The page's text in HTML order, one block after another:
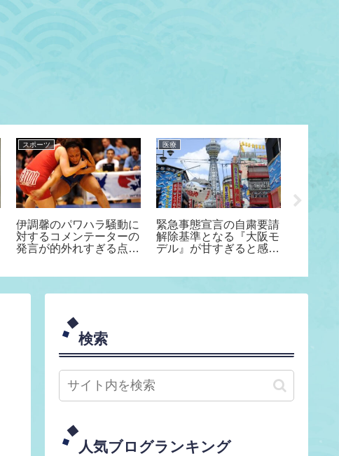
スポーツ
伊調馨のパワハラ騒動に
対するコメンテーターの
発言が的外れすぎる点に
医療
緊急事態宣言の自粛要請
解除基準となる『大阪モ
デル』が甘すぎると感じ
検索
人気ブログランキング